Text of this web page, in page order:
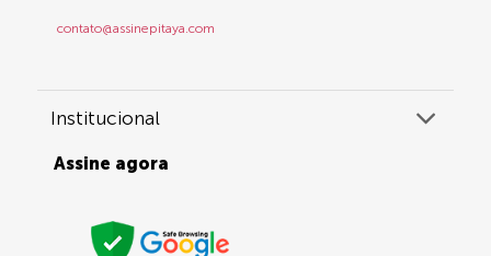
contato@assinepitaya.com
Institucional
Assine agora